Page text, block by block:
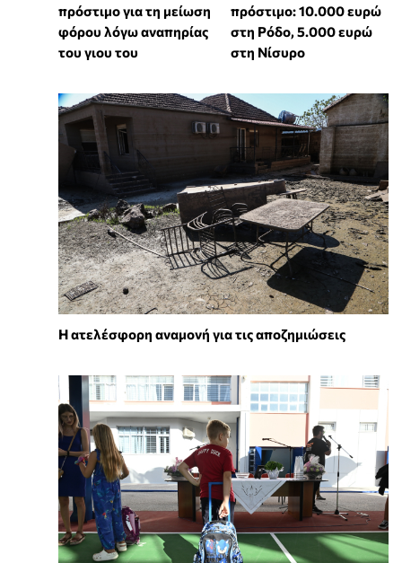
πρόστιμο για τη μείωση
φόρου λόγω αναπηρίας
του γιου του
πρόστιμο: 10.000 ευρώ
στη Ρόδο, 5.000 ευρώ
στη Νίσυρο
Η ατελέσφορη αναμονή για τις αποζημιώσεις